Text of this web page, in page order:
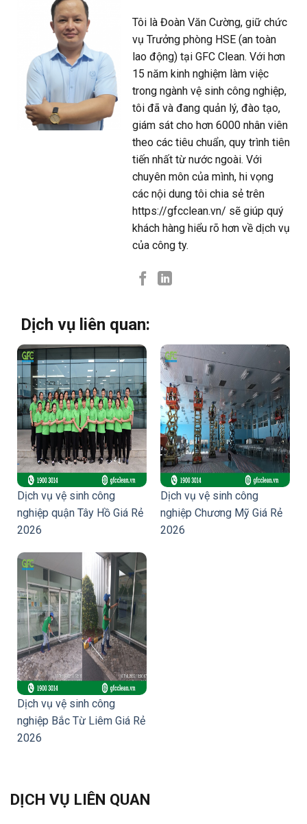
Tôi là Đoàn Văn Cường, giữ chức
vụ Trưởng phòng HSE (an toàn
lao động) tại GFC Clean. Với hơn
15 năm kinh nghiệm làm việc
trong ngành vệ sinh công nghiệp,
tôi đã và đang quản lý, đào tạo,
giám sát cho hơn 6000 nhân viên
theo các tiêu chuẩn, quy trình tiên
tiến nhất từ nước ngoài. Với
chuyên môn của mình, hi vọng
các nội dung tôi chia sẻ trên
https://gfcclean.vn/ sẽ giúp quý
khách hàng hiểu rõ hơn về dịch vụ
của công ty.
Dịch vụ liên quan:
Dịch vụ vệ sinh công
nghiệp quận Tây Hồ Giá Rẻ
2026
Dịch vụ vệ sinh công
nghiệp Chương Mỹ Giá Rẻ
2026
Dịch vụ vệ sinh công
nghiệp Bắc Từ Liêm Giá Rẻ
2026
DỊCH VỤ LIÊN QUAN